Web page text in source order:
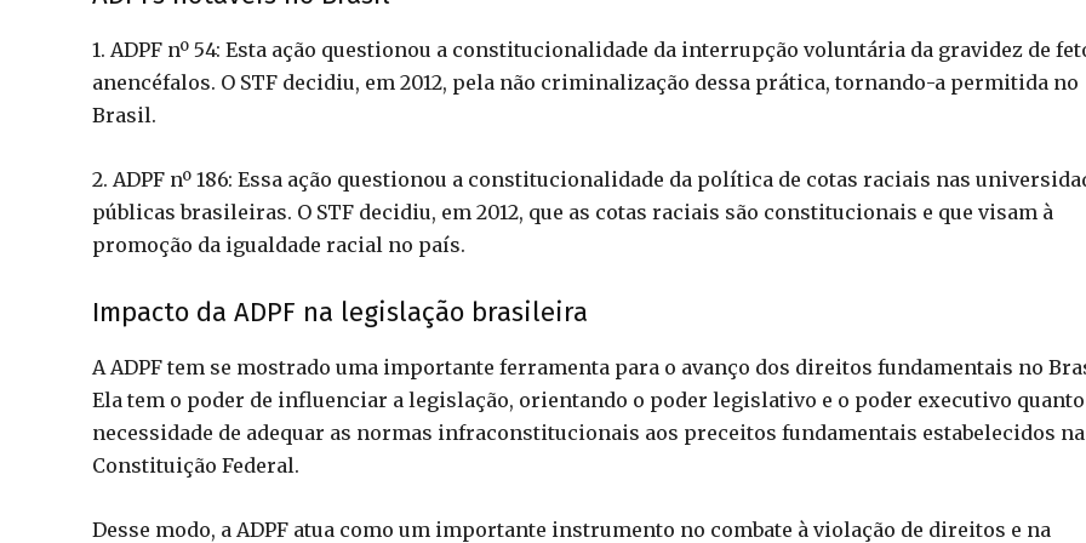
1. ADPF nº 54: Esta ação questionou a constitucionalidade da interrupção voluntária da gravidez de
anencéfalos. O STF decidiu, em 2012, pela não criminalização dessa prática, tornando-a permitida no
Brasil.
2. ADPF nº 186: Essa ação questionou a constitucionalidade da política de cotas raciais nas
públicas brasileiras. O STF decidiu, em 2012, que as cotas raciais são constitucionais e que visam à
promoção da igualdade racial no país.
Impacto da ADPF na legislação brasileira
A ADPF tem se mostrado uma importante ferramenta para o avanço dos direitos fundamentais no
Ela tem o poder de influenciar a legislação, orientando o poder legislativo e o poder executivo
necessidade de adequar as normas infraconstitucionais aos preceitos fundamentais estabelecidos na
Constituição Federal.
Desse modo, a ADPF atua como um importante instrumento no combate à violação de direitos e na